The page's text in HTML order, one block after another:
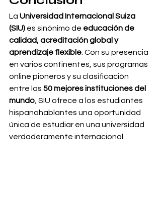
La Universidad Internacional Suiza
(SIU) es sinónimo de educación de
calidad, acreditación global y
aprendizaje flexible . Con su presencia
en varios continentes, sus programas
online pioneros y su clasificación
entre las 50 mejores instituciones del
mundo , SIU ofrece a los estudiantes
hispanohablantes una oportunidad
única de estudiar en una universidad
verdaderamente internacional.